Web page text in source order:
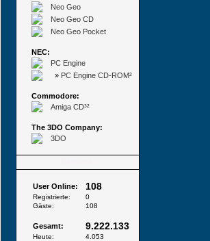
Neo Geo
Neo Geo CD
Neo Geo Pocket
NEC:
PC Engine
» PC Engine CD-ROM²
Commodore:
Amiga CD³²
The 3DO Company:
3DO
User Online: 108
Registrierte:
0
Gäste:
108
Gesamt: 9.222.133
Heute:
4.053